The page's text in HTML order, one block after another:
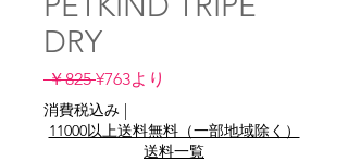
DRY
￥825 通
常
価
¥763より
ル
価
消費税込み |
11000以上送料無料（一部地域除く）
送料一覧